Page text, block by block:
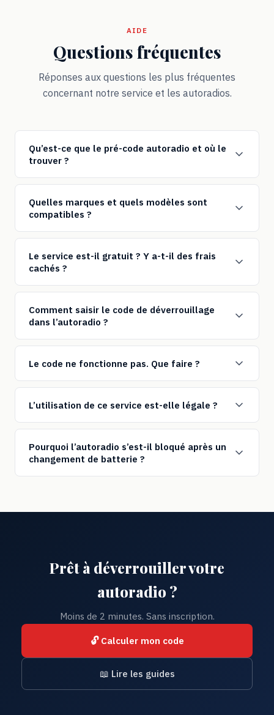
AIDE
Questions fréquentes
Réponses aux questions les plus fréquentes
concernant notre service et les autoradios.
Qu’est-ce que le pré-code autoradio et où le
trouver ?
Quelles marques et quels modèles sont
compatibles ?
Le service est-il gratuit ? Y a-t-il des frais
cachés ?
Comment saisir le code de déverrouillage
dans l’autoradio ?
Le code ne fonctionne pas. Que faire ?
L’utilisation de ce service est-elle légale ?
Pourquoi l’autoradio s’est-il bloqué après un
changement de batterie ?
Prêt à déverrouiller votre
autoradio ?
Moins de 2 minutes. Sans inscription.
🔓 Calculer mon code
📖 Lire les guides